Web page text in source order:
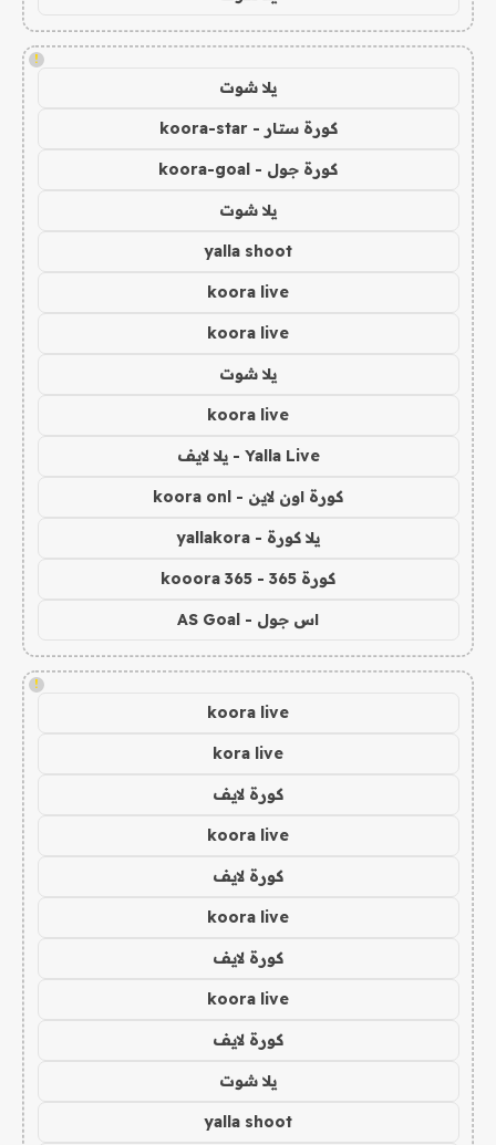
!
يلا شوت
كورة ستار - koora-star
كورة جول - koora-goal
يلا شوت
yalla shoot
koora live
koora live
يلا شوت
koora live
Yalla Live - يلا لايف
كورة اون لاين - koora onl
يلا كورة - yallakora
كورة 365 - kooora 365
اس جول - AS Goal
!
koora live
kora live
كورة لايف
koora live
كورة لايف
koora live
كورة لايف
koora live
كورة لايف
يلا شوت
yalla shoot